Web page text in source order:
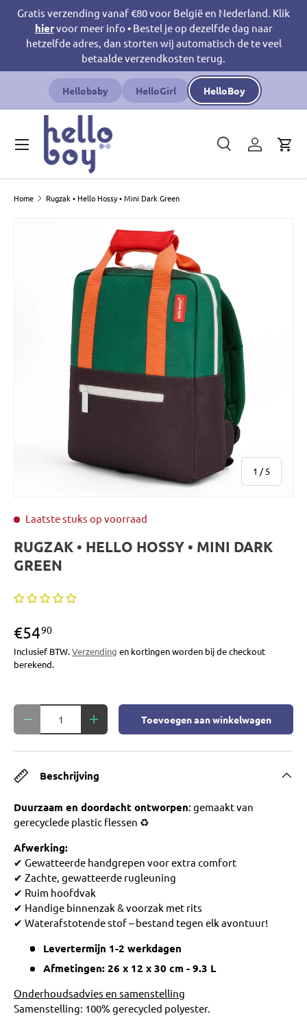
Ga naar inhoud
Gratis verzending vanaf €80 voor België en Nederland. Klik
hiervoor meer info • Bestel je op dezelfde dag naar
hetzelfde adres, dan storten wij automatisch de te veel
betaalde verzendkosten terug.
Hellobaby HelloGirl HelloBoy
Zoeken
Productsoort
ZoekenInloggen
Home Rugzak • Hello Hossy • Mini Dark Green
1 /van
5
Laatste stuks op voorraad
RUGZAK • HELLO HOSSY • MINI DARK
GREEN
€5490
Inclusief BTW.Verzending en kortingen worden bij de checkout
berekend.
Aantal
Verlaag de hoeveelheidVerhoog de hoeveelheid
Toevoegen aan winkelwagen
Beschrijving
Duurzaam en doordacht ontworpen: gemaakt van
gerecyclede plastic flessen ♻️
Afwerking:
✔ Gewatteerde handgrepen voor extra comfort
✔ Zachte, gewatteerde rugleuning
✔ Ruim hoofdvak
✔ Handige binnenzak & voorzak met rits
✔ Waterafstotende stof – bestand tegen elk avontuur!
Levertermijn 1-2 werkdagen
Afmetingen: 26 x 12 x 30 cm - 9.3 L
Onderhoudsadvies en samenstelling
Samenstelling: 100% gerecycled polyester.